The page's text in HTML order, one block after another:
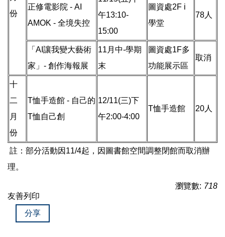
份
正修電影院 - AI
AMOK - 全境失控
午13:10-
15:00
圖資處2F i
學堂
78人
「AI讓我變大藝術
家」- 創作海報展
11月中-學期
末
圖資處1F多
功能展示區
取消
十
二
月
份
T恤手造館 - 自己的
T恤自己創
12/11(三)下
午2:00-4:00
T恤手造館 20人
註：部分活動因11/4起，因圖書館空間調整閉館而取消辦
理。
瀏覽數: 718
友善列印
分享